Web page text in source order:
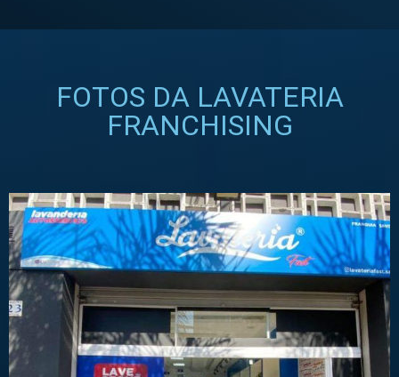
FOTOS DA LAVATERIA
FRANCHISING